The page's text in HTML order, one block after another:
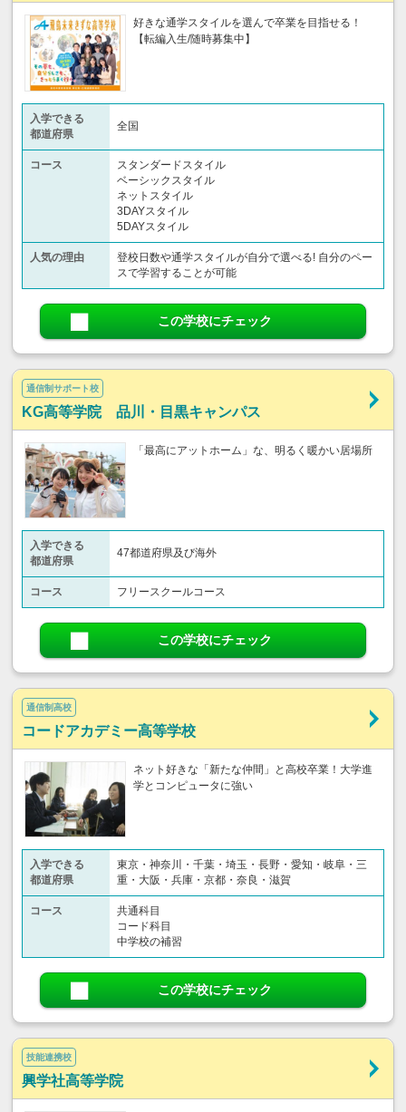
好きな通学スタイルを選んで卒業を目指せる！
【転編入生/随時募集中】
入学できる
都道府県
全国
コース
スタンダードスタイル
ベーシックスタイル
ネットスタイル
3DAYスタイル
5DAYスタイル
人気の理由
登校日数や通学スタイルが自分で選べる! 自分のペー
スで学習することが可能
この学校にチェック
通信制サポート校
KG高等学院 品川・目黒キャンパス
「最高にアットホーム」な、明るく暖かい居場所
入学できる
都道府県
47都道府県及び海外
コース フリースクールコース
この学校にチェック
通信制高校
コードアカデミー高等学校
ネット好きな「新たな仲間」と高校卒業！大学進
学とコンピュータに強い
入学できる
都道府県
東京・神奈川・千葉・埼玉・長野・愛知・岐阜・三
重・大阪・兵庫・京都・奈良・滋賀
コース
共通科目
コード科目
中学校の補習
この学校にチェック
技能連携校
興学社高等学院